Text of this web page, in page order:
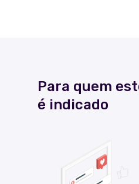
Para quem
é indicado